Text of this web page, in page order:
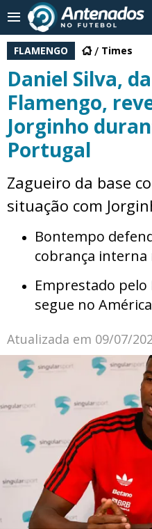
FLAMENGO Times
Daniel Silva,
Flamengo,
Jorginho
Portugal
Zagueiro da base
situação com
Bontempo
cobrança interna
Emprestado pelo
segue no
Atualizada em 09/07/